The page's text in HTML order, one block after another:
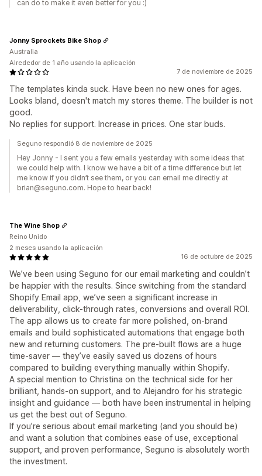
can do to make it even better for you :)
7 de noviembre de 2025
The templates kinda suck. Have been no new ones for ages.
Looks bland, doesn't match my stores theme. The builder is not
good.
No replies for support. Increase in prices. One star buds.
Jonny Sprockets Bike Shop
Australia
Alrededor de 1 año usando la aplicación
Seguno respondió 8 de noviembre de 2025
Hey Jonny - I sent you a few emails yesterday with some ideas that
we could help with. I know we have a bit of a time difference but let
me know if you didn’t see them, or you can email me directly at
brian@seguno.com. Hope to hear back!
16 de octubre de 2025
We’ve been using Seguno for our email marketing and couldn’t
be happier with the results. Since switching from the standard
Shopify Email app, we’ve seen a significant increase in
deliverability, click-through rates, conversions and overall ROI.
The app allows us to create far more polished, on-brand
emails and build sophisticated automations that engage both
new and returning customers. The pre-built flows are a huge
time-saver — they’ve easily saved us dozens of hours
compared to building everything manually within Shopify.
A special mention to Christina on the technical side for her
brilliant, hands-on support, and to Alejandro for his strategic
insight and guidance — both have been instrumental in helping
us get the best out of Seguno.
If you’re serious about email marketing (and you should be)
and want a solution that combines ease of use, exceptional
support, and proven performance, Seguno is absolutely worth
the investment.
The Wine Shop
Reino Unido
2 meses usando la aplicación